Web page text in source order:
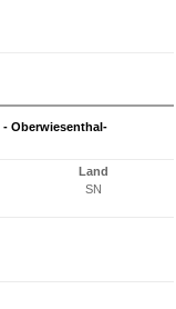
Oberwiesenthal-
Land
SN